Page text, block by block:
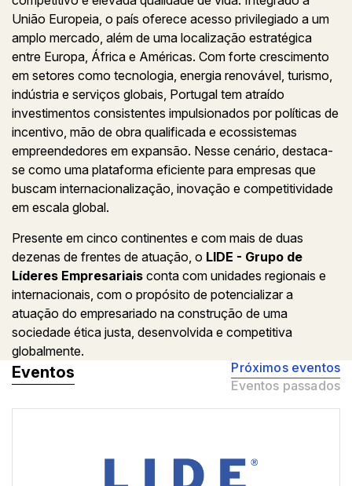
União Europeia, o país oferece acesso privilegiado a um
amplo mercado, além de uma localização estratégica
entre Europa, África e Américas. Com forte crescimento
em setores como tecnologia, energia renovável, turismo,
indústria e serviços globais, Portugal tem atraído
investimentos consistentes impulsionados por políticas de
incentivo, mão de obra qualificada e ecossistemas
empreendedores em expansão. Nesse cenário, destaca-
se como uma plataforma eficiente para empresas que
buscam internacionalização, inovação e competitividade
em escala global.
Presente em cinco continentes e com mais de duas
dezenas de frentes de atuação, o LIDE - Grupo de
Líderes Empresariais conta com unidades regionais e
internacionais, com o propósito de potencializar a
atuação do empresariado na construção de uma
sociedade ética justa, desenvolvida e competitiva
globalmente.
Eventos
Próximos eventos
Eventos passados